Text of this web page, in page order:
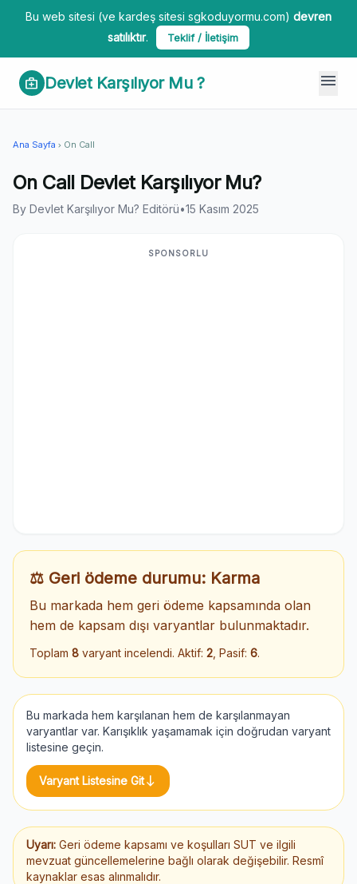
Bu web sitesi (ve kardeş sitesi sgkoduyormu.com) devren
satılıktır. Teklif / İletişim
medical_services Devlet Karşılıyor Mu ? menu
Ana Sayfa chevron_right On Call
On Call Devlet Karşılıyor Mu?
By Devlet Karşılıyor Mu? Editörü•15 Kasım 2025
SPONSORLU
⚖️ Geri ödeme durumu: Karma
Bu markada hem geri ödeme kapsamında olan
hem de kapsam dışı varyantlar bulunmaktadır.
Toplam 8 varyant incelendi. Aktif: 2 , Pasif: 6.
Bu markada hem karşılanan hem de karşılanmayan
varyantlar var. Karışıklık yaşamamak için doğrudan varyant
listesine geçin.
Varyant Listesine Gitsouth
Uyarı: Geri ödeme kapsamı ve koşulları SUT ve ilgili
mevzuat güncellemelerine bağlı olarak değişebilir. Resmî
kaynaklar esas alınmalıdır.